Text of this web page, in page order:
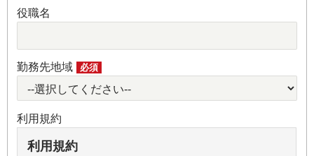
役職名
勤務先地域 必須
利用規約
利用規約